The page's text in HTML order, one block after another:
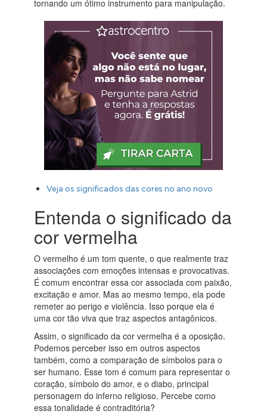
tornando um ótimo instrumento para manipulação.
Veja os significados das cores no ano novo
Entenda o significado da
cor vermelha
O vermelho é um tom quente, o que realmente traz
associações com emoções intensas e provocativas.
É comum encontrar essa cor associada com paixão,
excitação e amor. Mas ao mesmo tempo, ela pode
remeter ao perigo e violência. Isso porque ela é
uma cor tão viva que traz aspectos antagônicos.
Assim, o significado da cor vermelha é a oposição.
Podemos perceber isso em outros aspectos
também, como a comparação de símbolos para o
ser humano. Esse tom é comum para representar o
coração, símbolo do amor, e o diabo, principal
personagem do inferno religioso. Percebe como
essa tonalidade é contraditória?